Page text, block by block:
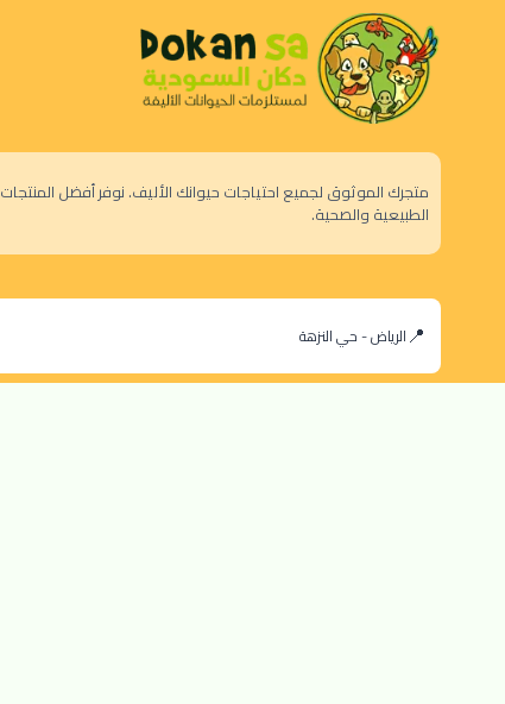
متجرك الموثوق لجميع احتياجات حيوانك الأليف. نوفر أفضل المنتجات
الطبيعية والصحية.
الرياض - حي النزهة